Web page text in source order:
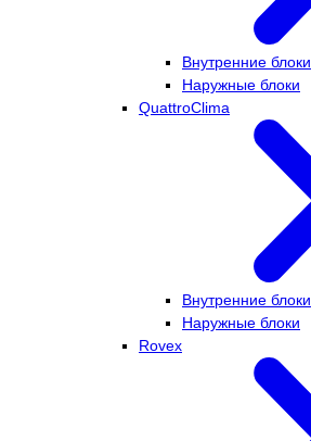
Внутренние блоки
Наружные блоки
QuattroClima
Внутренние блоки
Наружные блоки
Rovex